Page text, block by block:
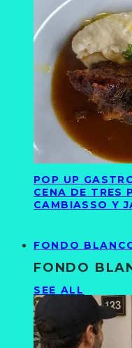
POP UP
CENA DE TRES
CAMBIASSO Y
FONDO
FONDO
SEE ALL